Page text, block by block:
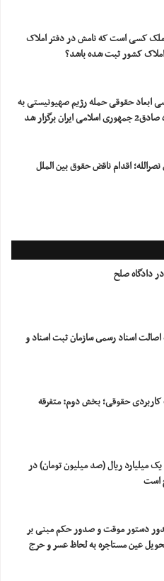
کسی است که نامش در دفتر املاک
کشور ثبت شده باشد؟
ابعاد حقوقی حمله رژیم صهیونیستی به
برگزار شد
اقدام ناقض حقوق بین الملل
دادگاه صلح
اسناد رسمى سازمان ثبت اسناد و
کاربردی حقوقی؛ بخش دوم: متفرقه
میلیارد ریال (صد میلیون تومان) در
است
دستور موقت و صدور حکم مبنی بر
عین مستاجره به لحاظ عسر و حرج